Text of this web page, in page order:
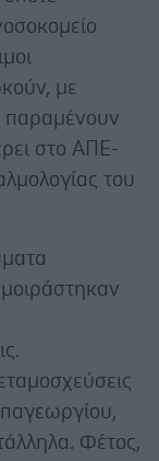
με
παραμένουν
στο ΑΠΕ-
του
Φέτος,